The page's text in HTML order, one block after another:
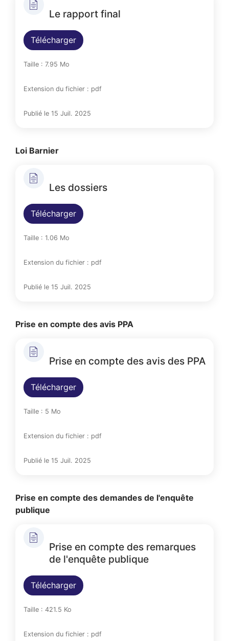
Le rapport final
Télécharger
Taille : 7.95 Mo
Extension du fichier : pdf
Publié le 15 Juil. 2025
Loi Barnier
Les dossiers
Télécharger
Taille : 1.06 Mo
Extension du fichier : pdf
Publié le 15 Juil. 2025
Prise en compte des avis PPA
Prise en compte des avis des PPA
Télécharger
Taille : 5 Mo
Extension du fichier : pdf
Publié le 15 Juil. 2025
Prise en compte des demandes de l'enquête
publique
Prise en compte des remarques
de l'enquête publique
Télécharger
Taille : 421.5 Ko
Extension du fichier : pdf